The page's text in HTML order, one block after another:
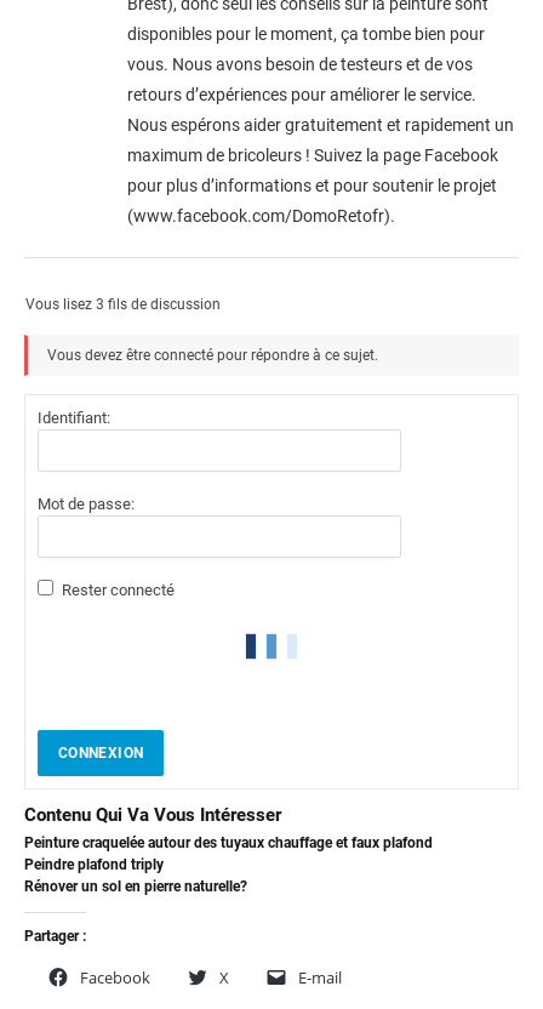
Brest), donc seul les conseils sur la peinture sont
disponibles pour le moment, ça tombe bien pour
vous. Nous avons besoin de testeurs et de vos
retours d’expériences pour améliorer le service.
Nous espérons aider gratuitement et rapidement un
maximum de bricoleurs ! Suivez la page Facebook
pour plus d’informations et pour soutenir le projet
(www.facebook.com/DomoRetofr).
Vous lisez 3 fils de discussion
Vous devez être connecté pour répondre à ce sujet.
Identifiant:
Mot de passe:
Rester connecté
CONNEXION
Contenu Qui Va Vous Intéresser
Peinture craquelée autour des tuyaux chauffage et faux plafond
Peindre plafond triply
Rénover un sol en pierre naturelle?
Partager :
Facebook X E-mail